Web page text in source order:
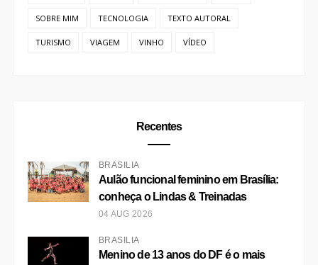
SOBRE MIM TECNOLOGIA TEXTO AUTORAL
TURISMO VIAGEM VINHO VÍDEO
Recentes
BRASÍLIA
Aulão funcional feminino em Brasília:
conheça o Lindas & Treinadas
04 AUG 2026
BRASÍLIA
Menino de 13 anos do DF é o mais